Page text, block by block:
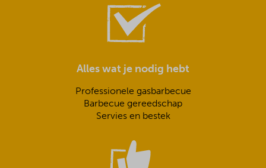
Alles wat je nodig hebt
Professionele gasbarbecue
Barbecue gereedschap
Servies en bestek